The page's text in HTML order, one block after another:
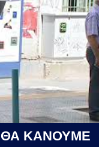
ΘΑ ΚΑΝΟΥΜΕ